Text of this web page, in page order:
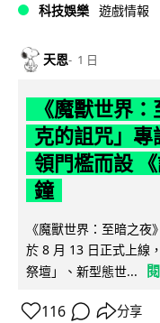
科技娛樂 遊戲情報
天恩 1 日
《魔獸世界
克的詛咒」
領門檻而設
鐘
《魔獸世界：至暗之
於 8 月 13 日正式上線
祭壇」、新型態世...
116 分享